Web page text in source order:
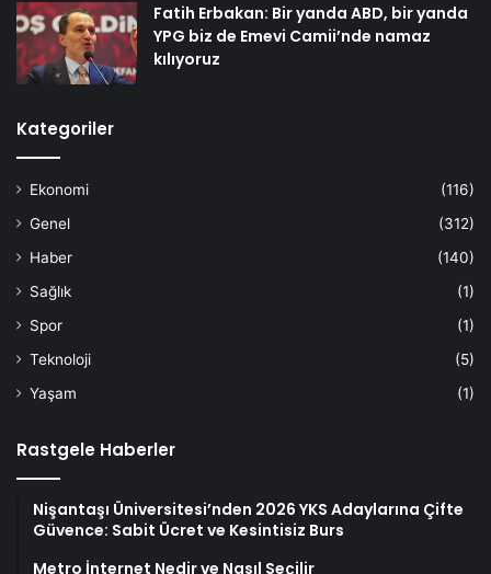
Fatih Erbakan: Bir yanda ABD, bir yanda
YPG biz de Emevi Camii’nde namaz
kılıyoruz
Kategoriler
Ekonomi
(116)
Genel
(312)
Haber
(140)
Sağlık
(1)
Spor
(1)
Teknoloji
(5)
Yaşam
(1)
Rastgele Haberler
Nişantaşı Üniversitesi’nden 2026 YKS Adaylarına Çifte
Güvence: Sabit Ücret ve Kesintisiz Burs
Metro İnternet Nedir ve Nasıl Seçilir